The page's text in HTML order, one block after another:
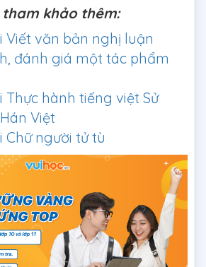
tham khảo thêm:
Viết văn bản nghị luận
đánh giá một tác phẩm
Thực hành tiếng việt Sử
Việt
Chữ người tử tù